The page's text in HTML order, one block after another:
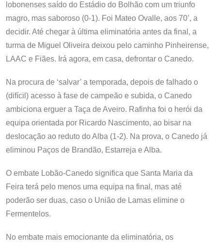
lobonenses saído do Estádio do Bolhão com um triunfo
magro, mas saboroso (0-1). Foi Mateo Ovalle, aos 70’, a
decidir. Até chegar à última eliminatória antes da final, a
turma de Miguel Oliveira deixou pelo caminho Pinheirense,
LAAC e Fiães. Irá agora, em casa, defrontar o Canedo.
Na procura de ‘salvar’ a temporada, depois de falhado o
(difícil) acesso à fase de campeão e subida, o Canedo
ambiciona erguer a Taça de Aveiro. Rafinha foi o herói da
equipa orientada por Ricardo Nascimento, ao bisar na
deslocação ao reduto do Alba (1-2). Na prova, o Canedo já
eliminou Paços de Brandão, Estarreja e Alba.
O embate Lobão-Canedo significa que Santa Maria da
Feira terá pelo menos uma equipa na final, mas até
poderão ser duas, caso o União de Lamas elimine o
Fermentelos.
No embate mais emocionante da eliminatória, os